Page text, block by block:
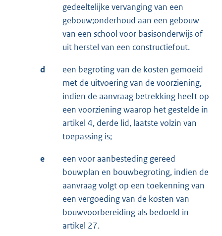
gedeeltelijke vervanging van een
gebouw;onderhoud aan een gebouw
van een school voor basisonderwijs of
uit herstel van een constructiefout.
d
een begroting van de kosten gemoeid
met de uitvoering van de voorziening,
indien de aanvraag betrekking heeft op
een voorziening waarop het gestelde in
artikel 4, derde lid, laatste volzin van
toepassing is;
e
een voor aanbesteding gereed
bouwplan en bouwbegroting, indien de
aanvraag volgt op een toekenning van
een vergoeding van de kosten van
bouwvoorbereiding als bedoeld in
artikel 27.